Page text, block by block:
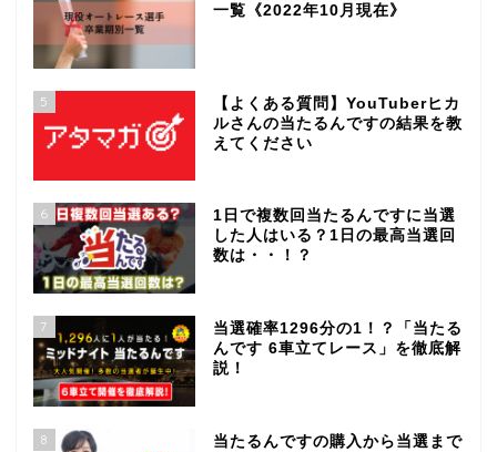
一覧《2022年10月現在》
5
【よくある質問】YouTuberヒカ
ルさんの当たるんですの結果を教
えてください
6
1日で複数回当たるんですに当選
した人はいる？1日の最高当選回
数は・・！？
7
当選確率1296分の1！？「当たる
んです 6車立てレース」を徹底解
説！
8
当たるんですの購入から当選まで